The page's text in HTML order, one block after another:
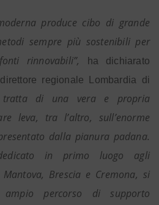
produce cibo di grande
sempre più sostenibili per
rinnovabili”,
ha dichiarato
regionale Lombardia di
tratta di una vera e propria
leva, tra l’altro, sull’enorme
dalla pianura padana.
in primo luogo agli
Brescia e Cremona, si
percorso di supporto